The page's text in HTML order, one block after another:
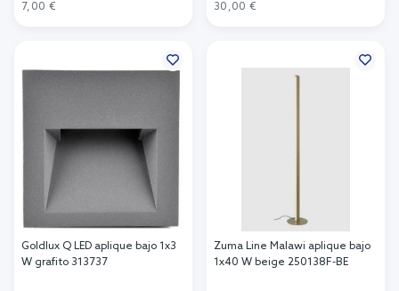
7,00 €
30,00 €
Goldlux Q LED aplique bajo 1x3
W grafito 313737
Zuma Line Malawi aplique bajo
1x40 W beige 250138F-BE